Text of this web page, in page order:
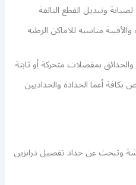
وتبديل القطع التالفة
مناسبة للاماكن الرطبة
بمفصلات متحركة أو ثابتة
أعما الحدادة والحداديين
وتبحث عن حداد تفصيل درابزين